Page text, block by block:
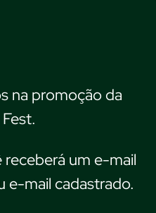
na promoção da
receberá um e-mail
e-mail cadastrado.